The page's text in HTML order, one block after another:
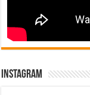
Instagram